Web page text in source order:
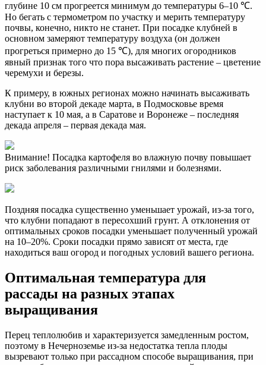
глубине 10 см прогреется минимум до температуры 6–10 ℃.
Но бегать с термометром по участку и мерить температуру
почвы, конечно, никто не станет. При посадке клубней в
основном замеряют температуру воздуха (он должен
прогреться примерно до 15 ℃), для многих огородников
явный признак того что пора высаживать растение – цветение
черемухи и березы.
К примеру, в южных регионах можно начинать высаживать
клубни во второй декаде марта, в Подмосковье время
наступает к 10 мая, а в Саратове и Воронеже – последняя
декада апреля – первая декада мая.
Внимание! Посадка картофеля во влажную почву повышает
риск заболевания различными гнилями и болезнями.
Поздняя посадка существенно уменьшает урожай, из-за того,
что клубни попадают в пересохший грунт. А отклонения от
оптимальных сроков посадки уменьшает полученный урожай
на 10–20%. Сроки посадки прямо зависят от места, где
находиться ваш огород и погодных условий вашего региона.
Оптимальная температура для
рассады на разных этапах
выращивания
Перец теплолюбив и характеризуется замедленным ростом,
поэтому в Нечерноземье из-за недостатка тепла плоды
вызревают только при рассадном способе выращивания, при